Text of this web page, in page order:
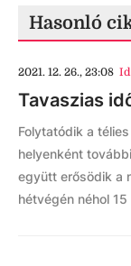
Hasonló
2021. 12. 26., 23:08
Tavaszias
Folytatódik a
helyenként
együtt erősödik a
hétvégén néhol